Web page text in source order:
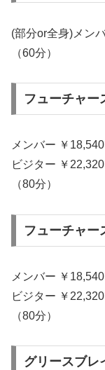
(部分or全身)メ
（60分）
フューチャー
メンバー ￥18,540
ビジター ￥22,320
（80分）
フューチャー
メンバー ￥18,540
ビジター ￥22,320
（80分）
グリースブレ